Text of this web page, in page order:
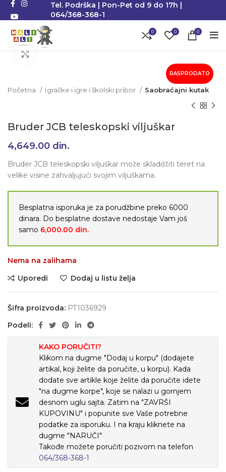
Tel. Podrška | Pon-Pet od 9 do 17h |
064/368-368-1
0 0 0
RASPRODATO
Početna Igračke i igre i školski pribor Saobraćajni kutak
Bruder JCB teleskopski viljuškar
4,649.00 din.
Bruder JCB teleskopski viljuškar može skladištiti teret na
velike visine zahvaljujući svojim viljuškama.
Besplatna isporuka je za porudžbine preko 6000
dinara. Do besplatne dostave nedostaje Vam još
samo 6,000.00 din.
Nema na zalihama
Uporedi
Dodaj u listu želja
Šifra proizvoda: PT1036929
Podeli:
KAKO PORUČITI?
Klikom na dugme "Dodaj u korpu" (dodajete
artikal, koji želite da poručite, u korpu). Kada
dodate sve artikle koje želite da poručite idete
"na dugme korpe", koje se nalazi u gornjem
desnom uglu sajta. Zatim na "ZAVRŠI
KUPOVINU" i popunite sve Vaše potrebne
podatke za isporuku. I na kraju kliknete na
dugme "NARUČI"
Takođe možete poručiti pozivom na telefon
064/368-368-1